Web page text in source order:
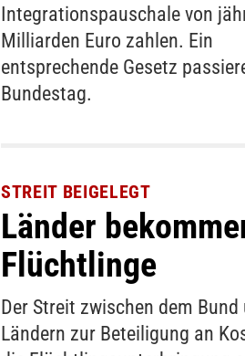
Integrationspauschale von
Milliarden Euro zahlen. Ein
entsprechende Gesetz
Bundestag.
STREIT BEIGELEGT
Länder
Flüchtlinge
Der Streit zwischen dem Bund
Ländern zur Beteiligung an